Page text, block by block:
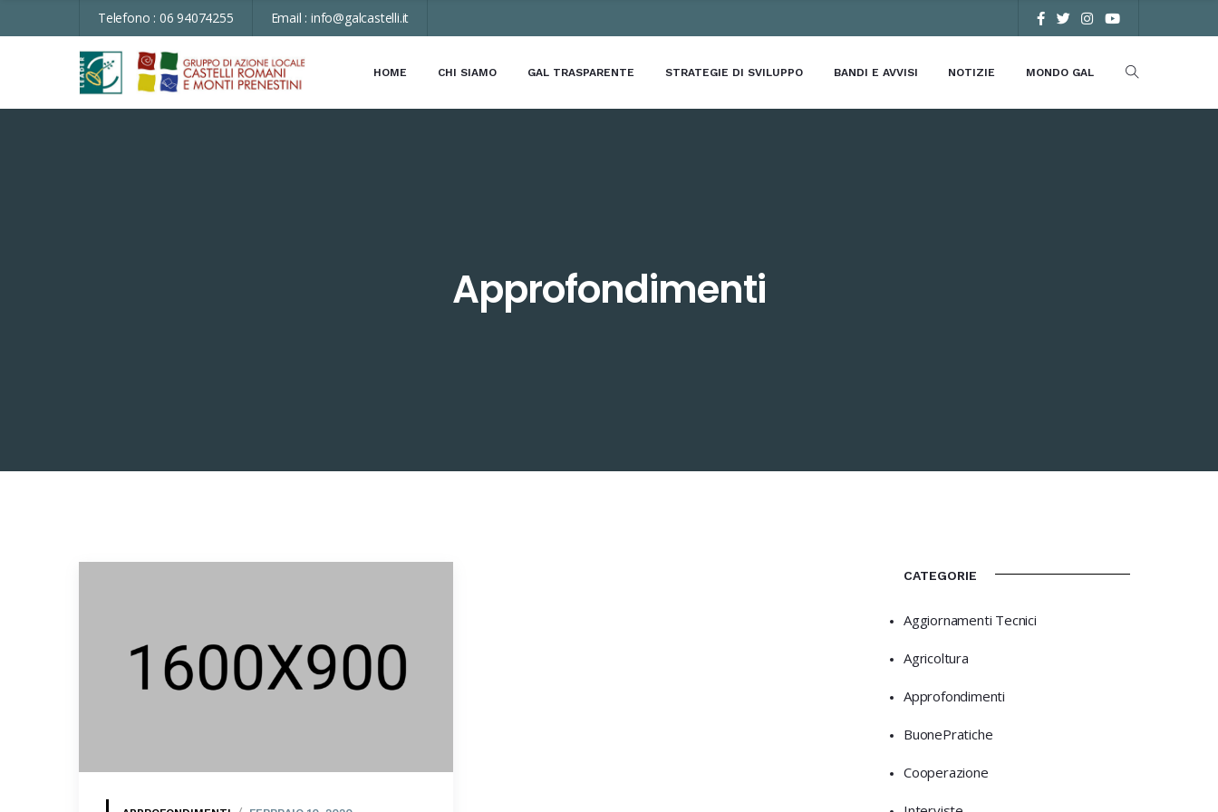
Telefono : 06 94074255 Email :info@galcastelli.it
HOME CHI SIAMO GAL TRASPARENTE STRATEGIE DI SVILUPPO BANDI E AVVISI NOTIZIE MONDO GAL
Approfondimenti
CATEGORIE
Aggiornamenti Tecnici
Agricoltura
Approfondimenti
BuonePratiche
Cooperazione